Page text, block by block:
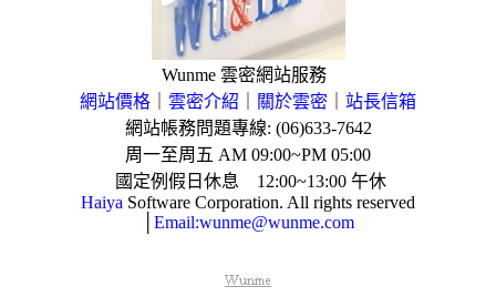
Wunme 雲密網站服務
網站價格
雲密介紹 關於雲密
站長信箱
網站帳務問題專線: (06)633-7642
周一至周五 AM 09:00~PM 05:00
國定例假日休息 12:00~13:00 午休
Haiya Software Corporation. All rights reserved
Email:wunme@wunme.com